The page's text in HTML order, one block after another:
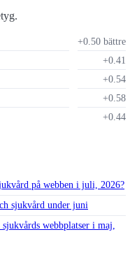
+0.50 bättre
+0.41
+0.54
+0.58
+0.44
på webben i juli, 2026?
sjukvård under juni
webbplatser i maj,